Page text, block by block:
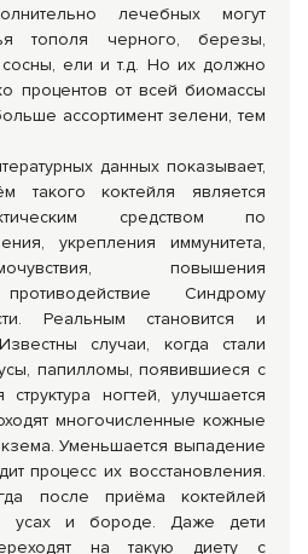
лечебных могут
тополя черного, березы,
ели и т.д. Но их должно
процентов от всей биомассы
ассортимент зелени, тем
данных показывает,
такого коктейля является
средством по
укрепления иммунитета,
повышения
Синдрому
Реальным становится и
случаи, когда стали
папилломы, появившиеся с
ногтей, улучшается
многочисленные кожные
Уменьшается выпадение
процесс их восстановления.
после приёма коктейлей
усах и бороде. Даже дети
на такую диету с